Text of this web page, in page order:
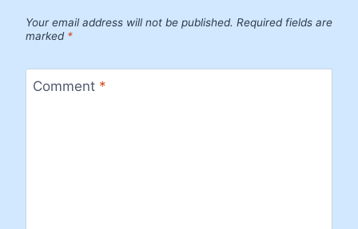
Your email address will not be published. Required fields are
marked *
Comment *